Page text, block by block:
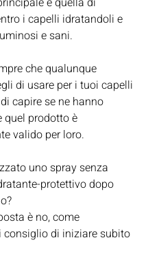
i capelli idratandoli e
e sani.
che qualunque
di usare per i tuoi capelli
capire se ne hanno
quel prodotto è
valido per loro.
uno spray senza
protettivo dopo
è no, come
consiglio di iniziare subito